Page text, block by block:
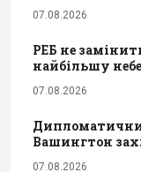
07.08.2026
РЕБ не
найбільшу
07.08.2026
Вашингтон
07.08.2026